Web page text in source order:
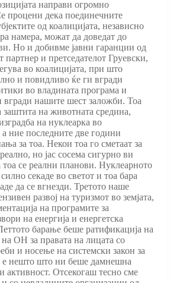
направи огромно
процени дека поединечните
од коалицијата, независно
намера, можат да доведат до
Но и добивме јавни гаранции од
партнер и претседателот Груевски,
во коалицијата, при што
и повидливо ќе ги вгради
во владината програма и
вгради нашите шест заложби. Тоа
заштита на животната средина,
на нуклеарка во
ние последните две години
за тоа. Некои тоа го сметаат за
но јас сосема сигурно ви
се реални планови. Нуклеарното
секаде во светот и тоа бара
да се вгнезди. Третото наше
развој на туризмот во земјата,
на програмите за
на енергија и енергетска
барање беше ратификација на
на ОН за правата на лицата со
и носење на системски закон за
е нешто што ни беше дамнешна
активност. Отсекогаш тесно сме